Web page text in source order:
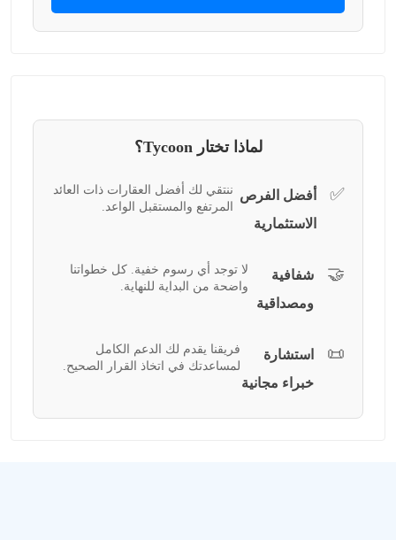
لماذا تختار Tycoon؟
✅
أفضل الفرص
الاستثمارية
ننتقي لك أفضل العقارات ذات العائد
المرتفع والمستقبل الواعد.
🤝
شفافية
ومصداقية
لا توجد أي رسوم خفية. كل خطواتنا
واضحة من البداية للنهاية.
📜
استشارة
خبراء مجانية
فريقنا يقدم لك الدعم الكامل
لمساعدتك في اتخاذ القرار الصحيح.